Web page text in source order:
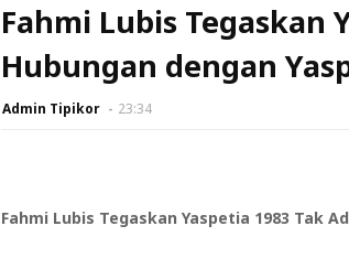
Fahmi Lubis Tegaskan
Hubungan dengan
Admin Tipikor 23:34
Fahmi Lubis Tegaskan Yaspetia 1983 Tak